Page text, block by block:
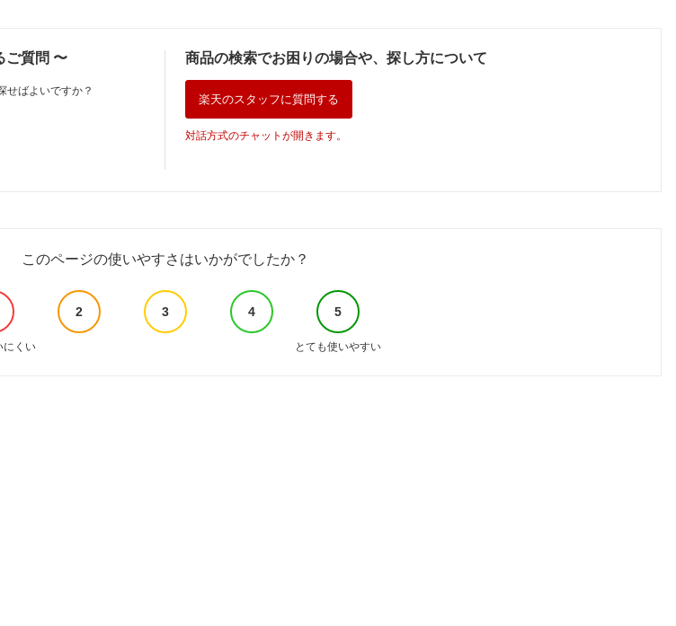
ご質問 〜
せばよいですか？
商品の検索でお困りの場合や、探し方について
楽天のスタッフに質問する
対話方式のチャットが開きます。
このページの使いやすさはいかがでしたか？
2 3 4 5
にくい とても使いやすい